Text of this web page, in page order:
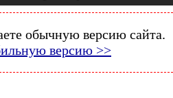
обычную версию сайта.
версию >>